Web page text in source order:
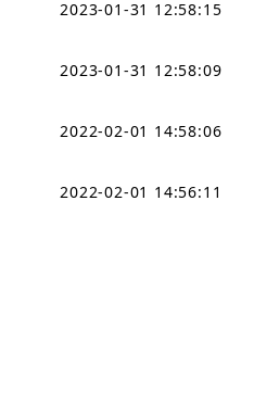
2023-01-31 12:58:15
2023-01-31 12:58:09
2022-02-01 14:58:06
2022-02-01 14:56:11